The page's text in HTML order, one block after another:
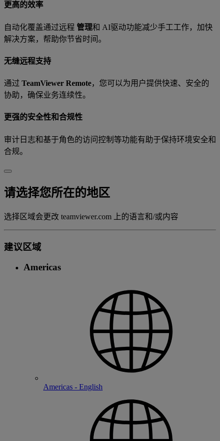
更高的效率
自动化覆盖通过远程 管理和 AI驱动功能减少手工工作，加快
解决方案，帮助你节省时间。
无缝远程支持
通过 TeamViewer Remote，您可以为用户提供快速、安全的
协助，确保业务连续性。
更强的安全性和合规性
审计日志和基于角色的访问控制等功能有助于保持环境安全和
合规。
请选择您所在的地区
选择区域会更改 teamviewer.com 上的语言和/或内容
建议区域
Americas
Americas - English